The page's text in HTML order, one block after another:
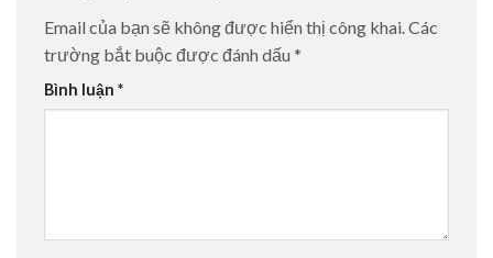
Email của bạn sẽ không được hiển thị công khai.Các
trường bắt buộc được đánh dấu *
Bình luận *